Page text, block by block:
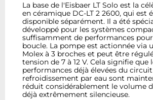
La base de l'Eisbaer LT Solo est la
en céramique DC-LT 2 2600, qui est
disponible séparément. Il a été
développé pour les systèmes
suffisamment de performances
boucle. La pompe est actionnée via
Molex à 3 broches et peut être
tension de 7 à 12 V. Cela signifie que
performances déjà élevées du
refroidissement par eau sont
réduit considérablement le volume
déjà extrêmement silencieuse.